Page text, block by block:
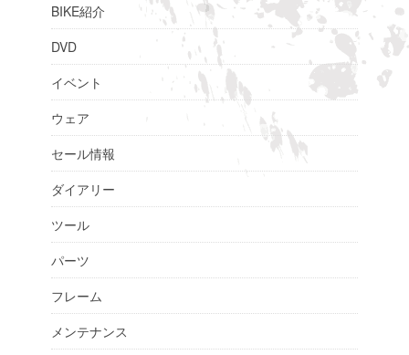
BIKE紹介
DVD
イベント
ウェア
セール情報
ダイアリー
ツール
パーツ
フレーム
メンテナンス